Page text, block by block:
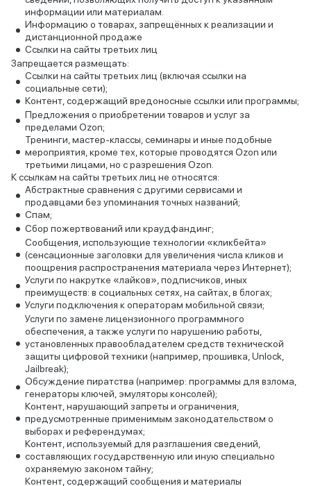
информации или материалам.
Информацию о товарах, запрещённых к реализации и
дистанционной продаже
Ссылки на сайты третьих лиц
Запрещается размещать:
Ссылки на сайты третьих лиц (включая ссылки на
социальные сети);
Контент, содержащий вредоносные ссылки или программы;
Предложения о приобретении товаров и услуг за
пределами Ozon;
Тренинги, мастер-классы, семинары и иные подобные
мероприятия, кроме тех, которые проводятся Ozon или
третьими лицами, но с разрешения Ozon.
К ссылкам на сайты третьих лиц не относятся:
Абстрактные сравнения с другими сервисами и
продавцами без упоминания точных названий;
Спам;
Сбор пожертвований или краудфандинг;
Сообщения, использующие технологии «кликбейта»
(сенсационные заголовки для увеличения числа кликов и
поощрения распространения материала через Интернет);
Услуги по накрутке «лайков», подписчиков, иных
преимуществ: в социальных сетях, на сайтах, в блогах;
Услуги подключения к операторам мобильной связи;
Услуги по замене лицензионного программного
обеспечения, а также услуги по нарушению работы,
установленных правообладателем средств технической
защиты цифровой техники (например, прошивка, Unlock,
Jailbreak);
Обсуждение пиратства (например: программы для взлома,
генераторы ключей, эмуляторы консолей);
Контент, нарушающий запреты и ограничения,
предусмотренные применимым законодательством о
выборах и референдумах;
Контент, используемый для разглашения сведений,
составляющих государственную или иную специально
охраняемую законом тайну;
Контент, содержащий сообщения и материалы